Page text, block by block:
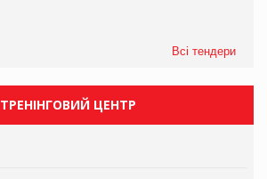
Всі тендери
ТРЕНІНГОВИЙ ЦЕНТР